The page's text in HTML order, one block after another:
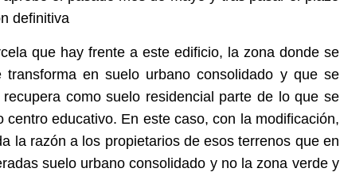
definitiva
que hay frente a este edificio, la zona donde se
en suelo urbano consolidado y que se
como suelo residencial parte de lo que se
educativo. En este caso, con la modificación,
la razón a los propietarios de esos terrenos que en
suelo urbano consolidado y no la zona verde y